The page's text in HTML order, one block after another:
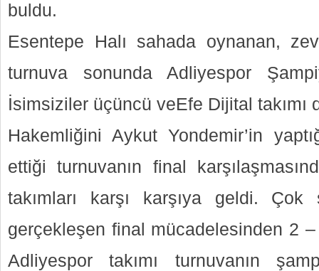
buldu.
Esentepe Halı sahada oynanan,
turnuva sonunda Adliyespor
İsimsiziler üçüncü veEfe Dijital takımı
Hakemliğini Aykut Yondemir’in
ettiği turnuvanın final
takımları karşı karşıya geldi.
gerçekleşen final mücadelesinden 2 –
Adliyespor takımı turnuvanın